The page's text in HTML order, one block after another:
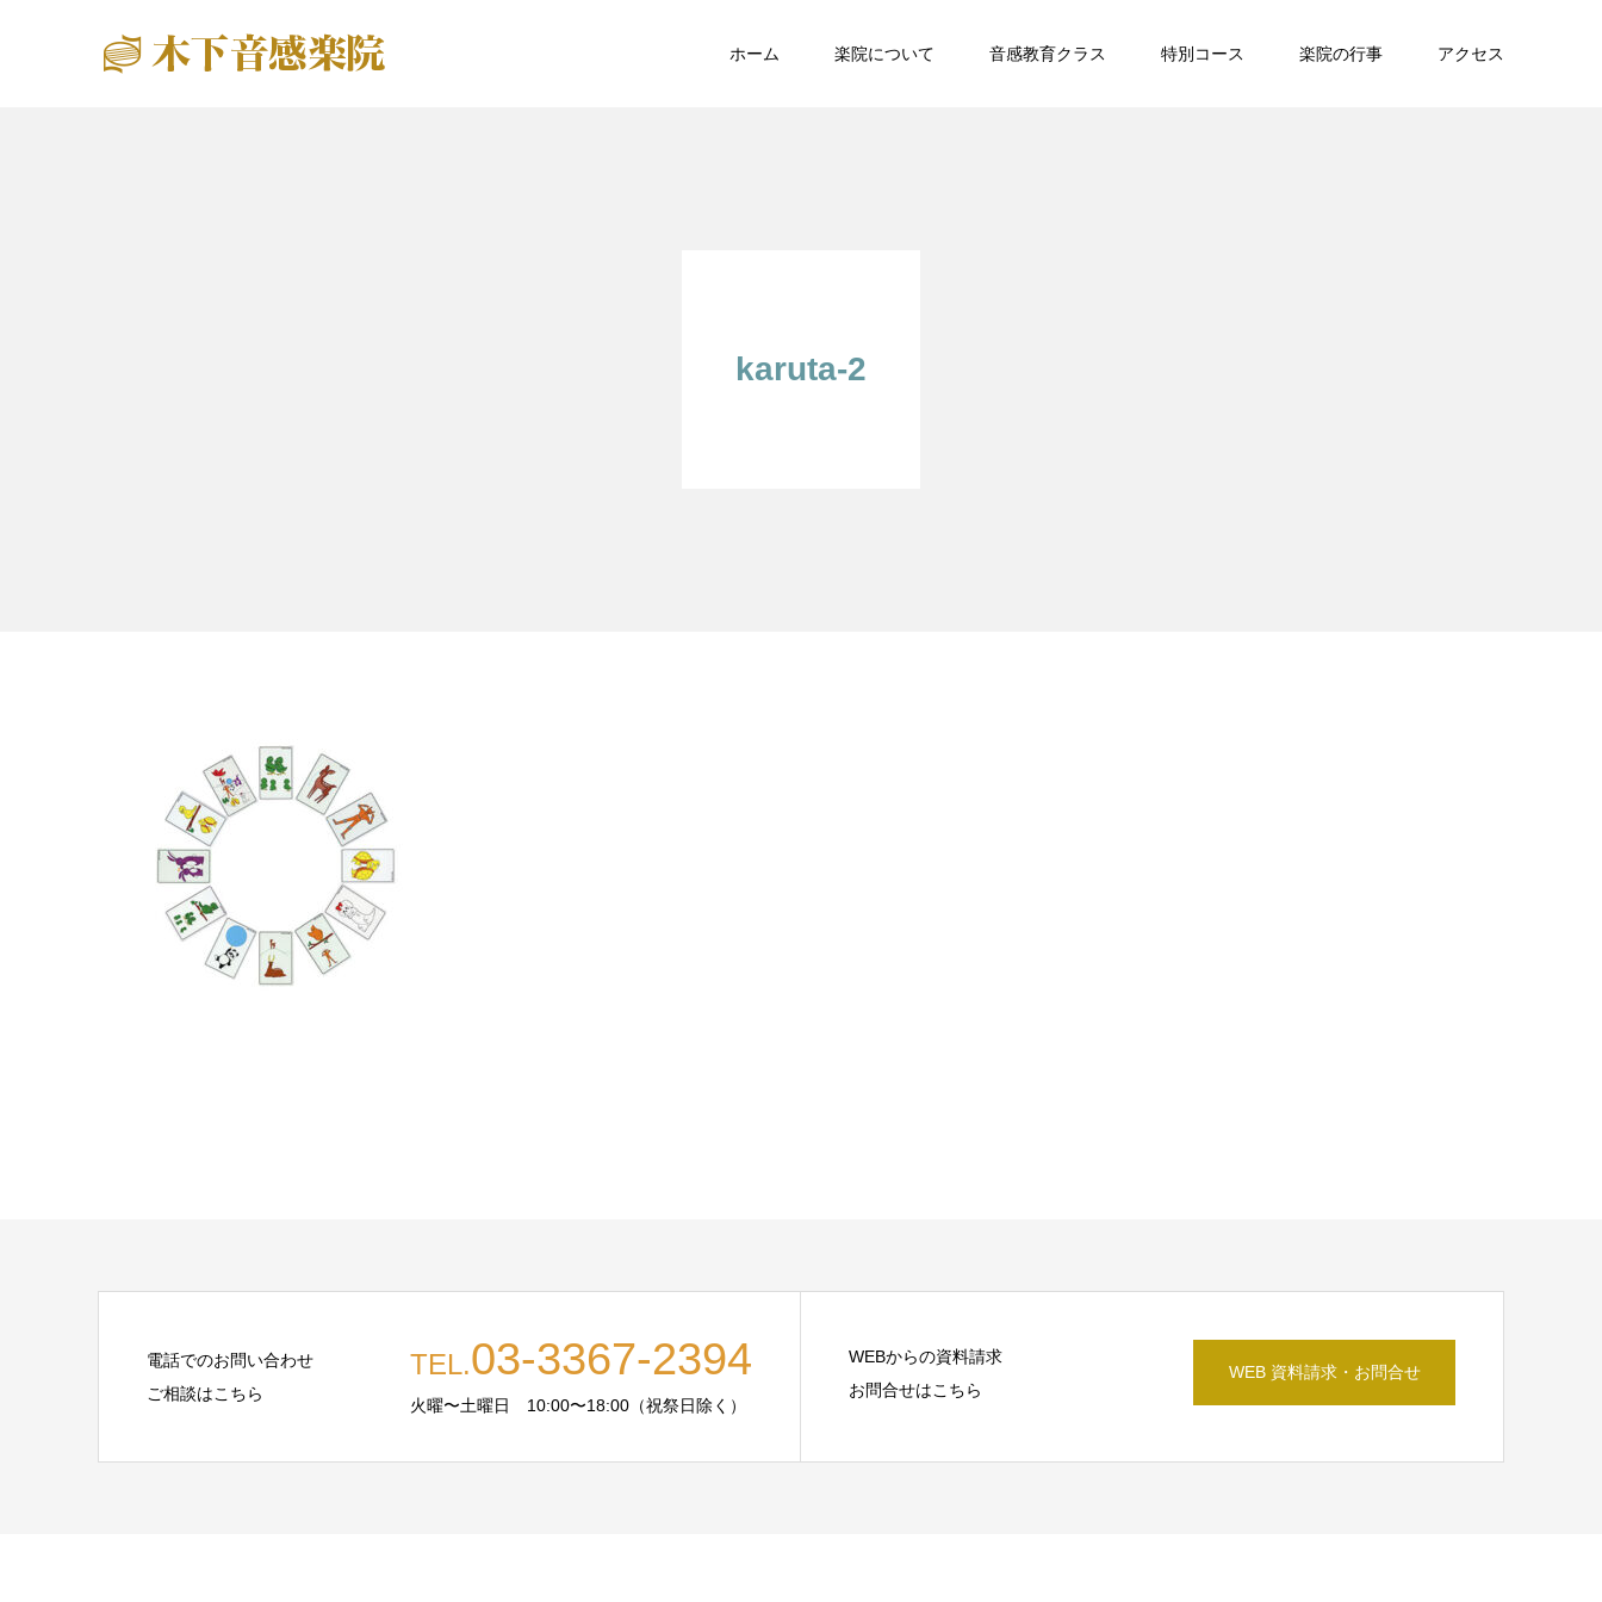
ホーム 楽院について 音感教育クラス 特別コース 楽院の行事 アクセス
karuta-2
電話でのお問い合わせ
ご相談はこちら
TEL.03-3367-2394
火曜〜土曜日 10:00〜18:00（祝祭日除く）
WEBからの資料請求
お問合せはこちら
WEB 資料請求・お問合せ